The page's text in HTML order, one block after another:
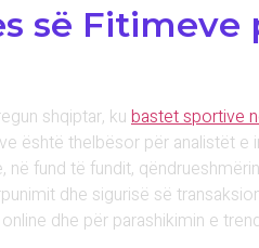
së
shqiptar, ku bastet sportive
është thelbësor për analistët
fund të fundit,
dhe sigurisë së
dhe për parashikimin e